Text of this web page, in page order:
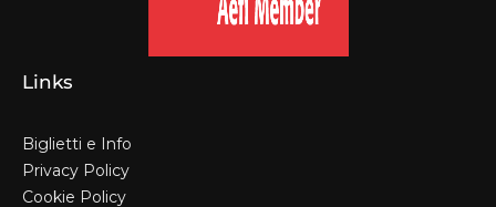
Links
Biglietti e Info
Privacy Policy
Cookie Policy